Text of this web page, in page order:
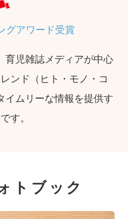
グアワード受賞
育児雑誌メディアが中心
ンド（ヒト・モノ・コ
イムリーな情報を提供す
す。
トブック